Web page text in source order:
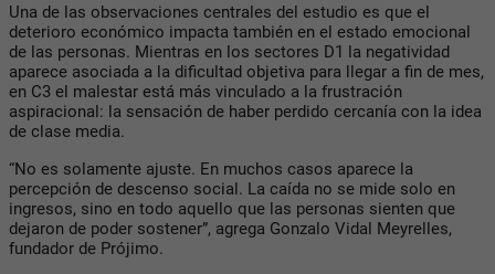
Una de las observaciones centrales del estudio es que el
deterioro económico impacta también en el estado emocional
de las personas. Mientras en los sectores D1 la negatividad
aparece asociada a la dificultad objetiva para llegar a fin de mes,
en C3 el malestar está más vinculado a la frustración
aspiracional: la sensación de haber perdido cercanía con la idea
de clase media.
“No es solamente ajuste. En muchos casos aparece la
percepción de descenso social. La caída no se mide solo en
ingresos, sino en todo aquello que las personas sienten que
dejaron de poder sostener”, agrega Gonzalo Vidal Meyrelles,
fundador de Prójimo.